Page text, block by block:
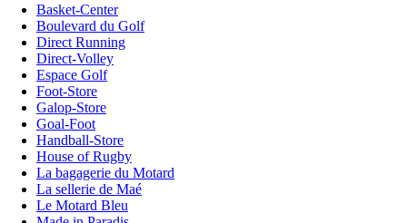
Basket-Center
Boulevard du Golf
Direct Running
Direct-Volley
Espace Golf
Foot-Store
Galop-Store
Goal-Foot
Handball-Store
House of Rugby
La bagagerie du Motard
La sellerie de Maé
Le Motard Bleu